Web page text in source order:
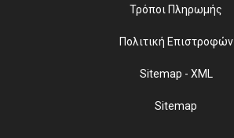
Τρόποι Πληρωμής
Πολιτική Επιστροφών
Sitemap - XML
Sitemap